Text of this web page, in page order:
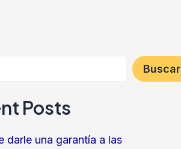
Buscar
Posts
darle una garantía a las